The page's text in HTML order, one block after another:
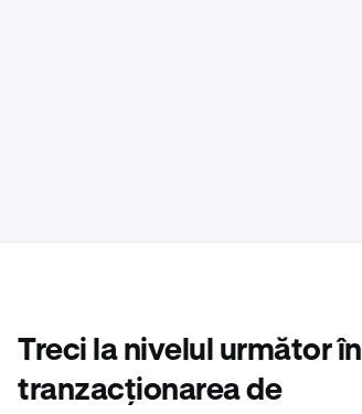
Treci la nivelul următor în
tranzacționarea de